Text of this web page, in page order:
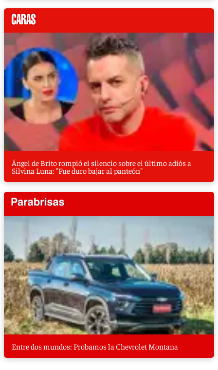
Ángel de Brito rompió el silencio sobre el último adiós a
Silvina Luna: "Fue duro bajar al panteón"
Entre dos mundos: Probamos la Chevrolet Montana